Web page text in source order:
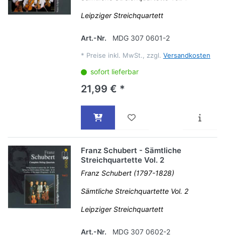
Leipziger Streichquartett
Art.-Nr. MDG 307 0601-2
* Preise inkl. MwSt., zzgl. Versandkosten
sofort lieferbar
21,99 € *
Franz Schubert - Sämtliche
Streichquartette Vol. 2
Franz Schubert (1797-1828)
Sämtliche Streichquartette Vol. 2
Leipziger Streichquartett
Art.-Nr. MDG 307 0602-2